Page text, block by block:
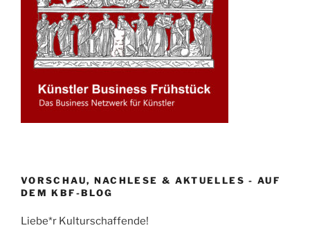
VORSCHAU, NACHLESE & AKTUELLES - AUF
DEM KBF-BLOG
Liebe*r Kulturschaffende!